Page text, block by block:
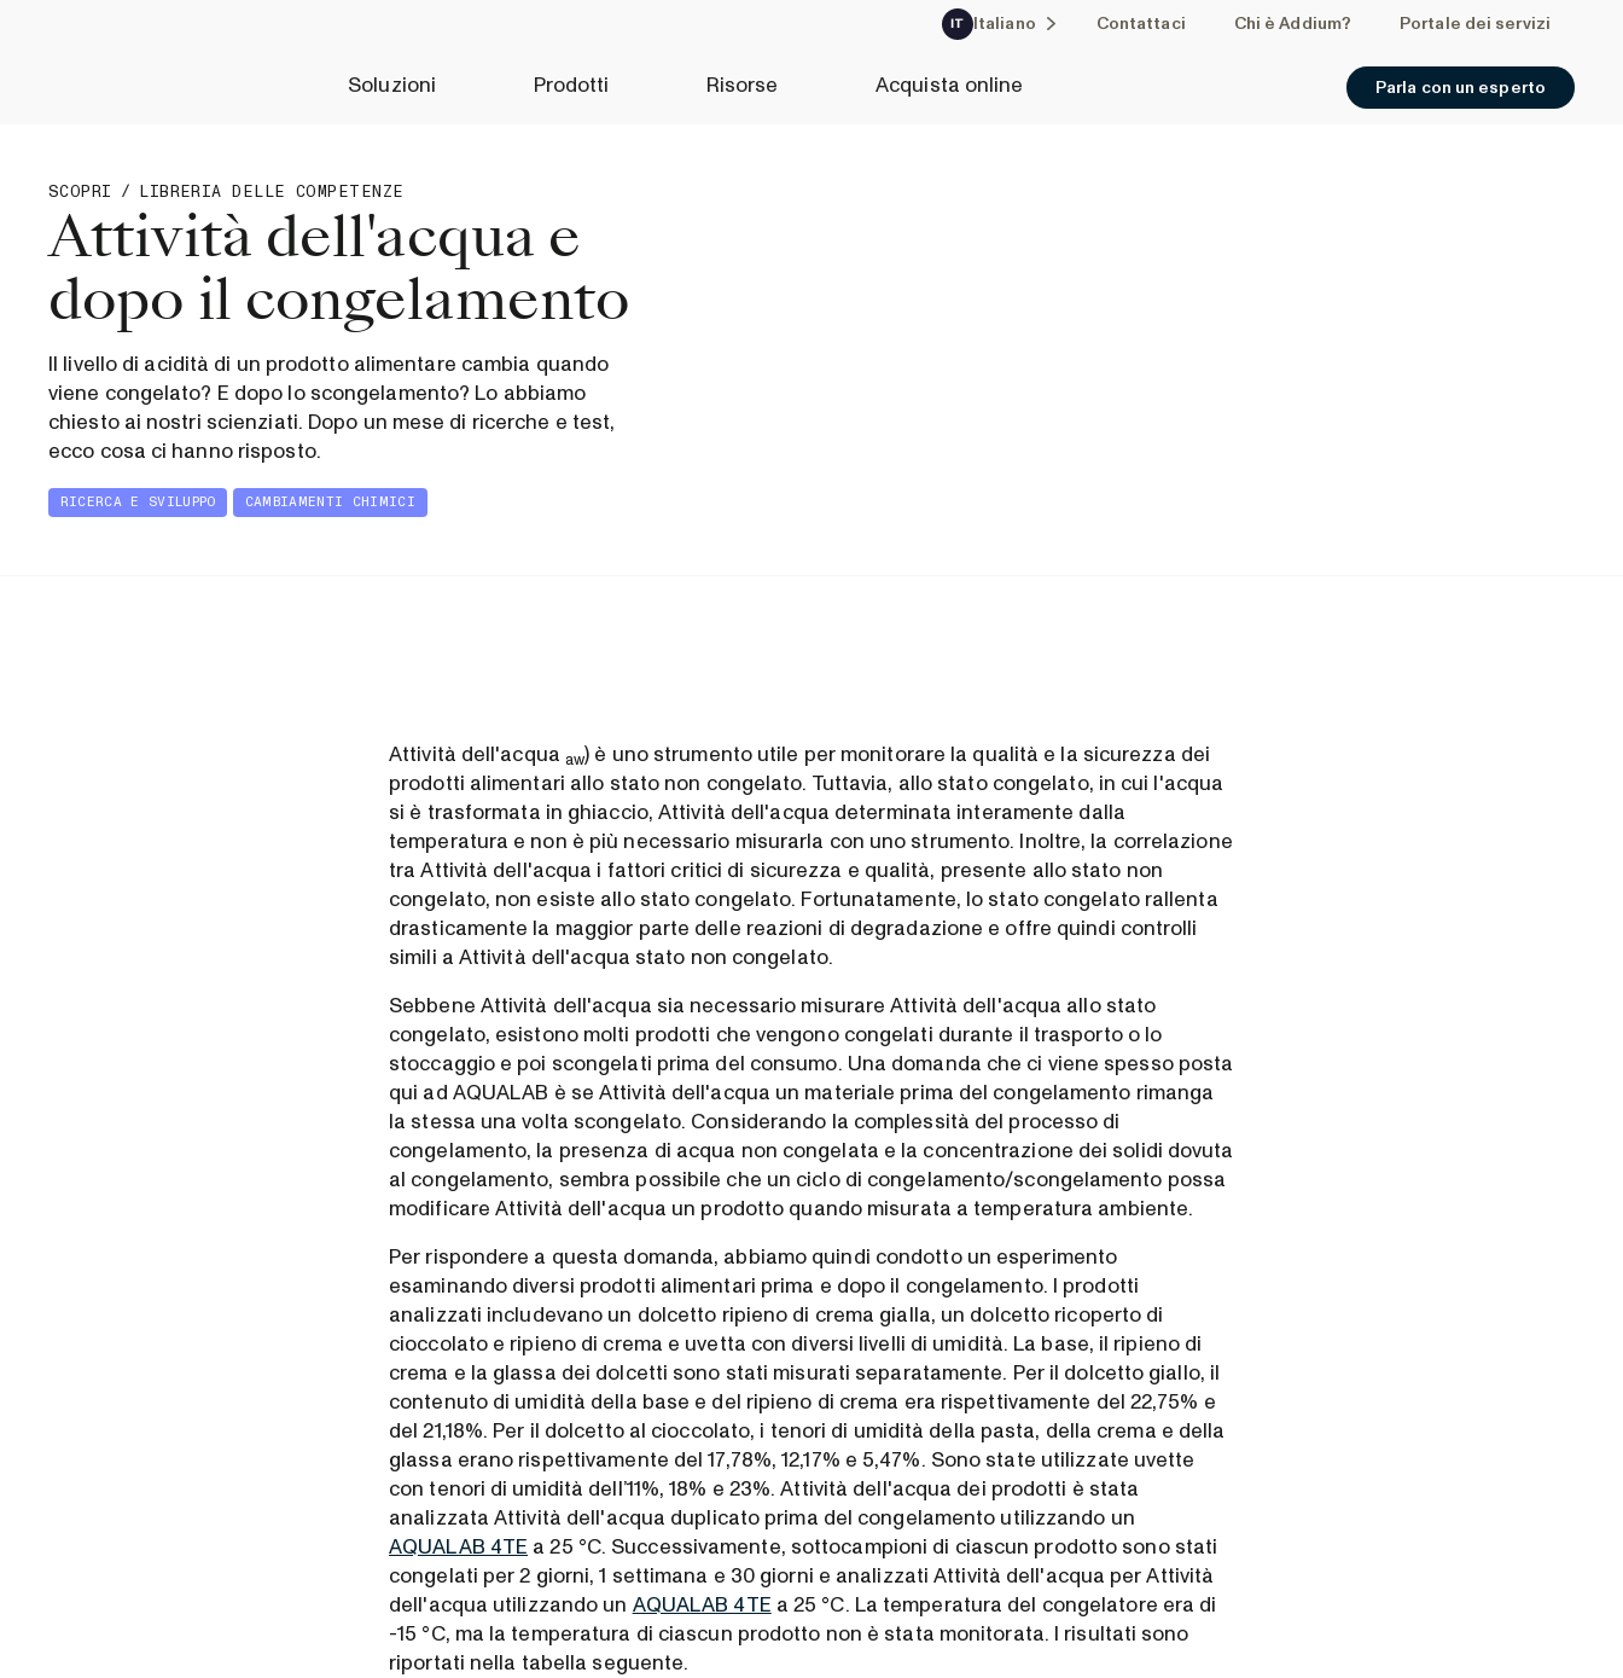
IT Italiano Contattaci Chi è Addium? Portale dei servizi
Soluzioni Prodotti Risorse Acquista online Parla con un esperto
SCOPRI / LIBRERIA DELLE COMPETENZE
Attività dell'acqua e
dopo il congelamento
Il livello di acidità di un prodotto alimentare cambia quando
viene congelato? E dopo lo scongelamento? Lo abbiamo
chiesto ai nostri scienziati. Dopo un mese di ricerche e test,
ecco cosa ci hanno risposto.
RICERCA E SVILUPPO CAMBIAMENTI CHIMICI
Attività dell'acqua aw) è uno strumento utile per monitorare la qualità e la sicurezza dei
prodotti alimentari allo stato non congelato. Tuttavia, allo stato congelato, in cui l'acqua
si è trasformata in ghiaccio, Attività dell'acqua determinata interamente dalla
temperatura e non è più necessario misurarla con uno strumento. Inoltre, la correlazione
tra Attività dell'acqua i fattori critici di sicurezza e qualità, presente allo stato non
congelato, non esiste allo stato congelato. Fortunatamente, lo stato congelato rallenta
drasticamente la maggior parte delle reazioni di degradazione e offre quindi controlli
simili a Attività dell'acqua stato non congelato.
Sebbene Attività dell'acqua sia necessario misurare Attività dell'acqua allo stato
congelato, esistono molti prodotti che vengono congelati durante il trasporto o lo
stoccaggio e poi scongelati prima del consumo. Una domanda che ci viene spesso posta
qui ad AQUALAB è se Attività dell'acqua un materiale prima del congelamento rimanga
la stessa una volta scongelato. Considerando la complessità del processo di
congelamento, la presenza di acqua non congelata e la concentrazione dei solidi dovuta
al congelamento, sembra possibile che un ciclo di congelamento/scongelamento possa
modificare Attività dell'acqua un prodotto quando misurata a temperatura ambiente.
Per rispondere a questa domanda, abbiamo quindi condotto un esperimento
esaminando diversi prodotti alimentari prima e dopo il congelamento. I prodotti
analizzati includevano un dolcetto ripieno di crema gialla, un dolcetto ricoperto di
cioccolato e ripieno di crema e uvetta con diversi livelli di umidità. La base, il ripieno di
crema e la glassa dei dolcetti sono stati misurati separatamente. Per il dolcetto giallo, il
contenuto di umidità della base e del ripieno di crema era rispettivamente del 22,75% e
del 21,18%. Per il dolcetto al cioccolato, i tenori di umidità della pasta, della crema e della
glassa erano rispettivamente del 17,78%, 12,17% e 5,47%. Sono state utilizzate uvette
con tenori di umidità dell’11%, 18% e 23%. Attività dell'acqua dei prodotti è stata
analizzata Attività dell'acqua duplicato prima del congelamento utilizzando un
AQUALAB 4TE a 25 °C. Successivamente, sottocampioni di ciascun prodotto sono stati
congelati per 2 giorni, 1 settimana e 30 giorni e analizzati Attività dell'acqua per Attività
dell'acqua utilizzando un AQUALAB 4TE a 25 °C. La temperatura del congelatore era di
-15 °C, ma la temperatura di ciascun prodotto non è stata monitorata. I risultati sono
riportati nella tabella seguente.